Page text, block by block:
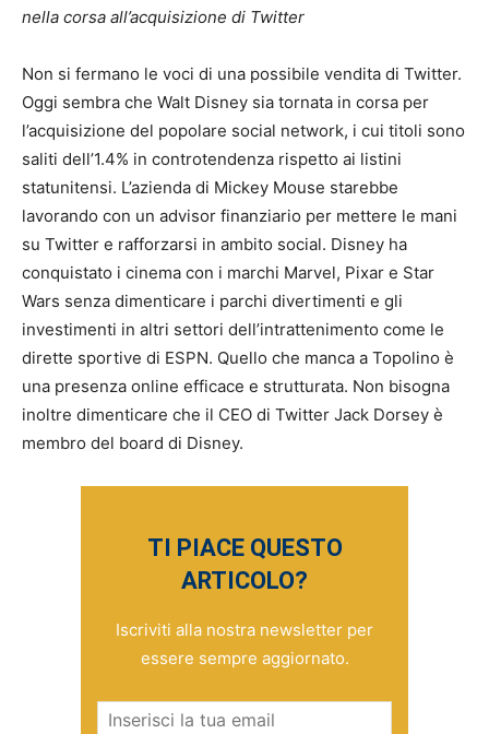
nella corsa all’acquisizione di Twitter
Non si fermano le voci di una possibile vendita di Twitter.
Oggi sembra che Walt Disney sia tornata in corsa per
l’acquisizione del popolare social network, i cui titoli sono
saliti dell’1.4% in controtendenza rispetto ai listini
statunitensi. L’azienda di Mickey Mouse starebbe
lavorando con un advisor finanziario per mettere le mani
su Twitter e rafforzarsi in ambito social. Disney ha
conquistato i cinema con i marchi Marvel, Pixar e Star
Wars senza dimenticare i parchi divertimenti e gli
investimenti in altri settori dell’intrattenimento come le
dirette sportive di ESPN. Quello che manca a Topolino è
una presenza online efficace e strutturata. Non bisogna
inoltre dimenticare che il CEO di Twitter Jack Dorsey è
membro del board di Disney.
TI PIACE QUESTO
ARTICOLO?
Iscriviti alla nostra newsletter per
essere sempre aggiornato.